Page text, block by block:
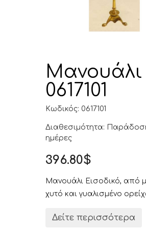
Μανουάλι
0617101
Κωδικός: 0617101
Διαθεσιμότητα:
ημέρες
396.80$
Μανουάλι Εισοδικό, από
χυτό και γυαλισμένο
Δείτε περισσότερα